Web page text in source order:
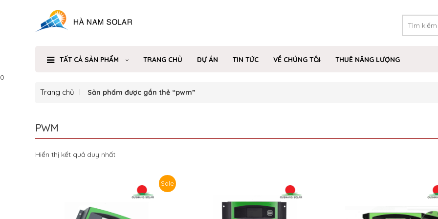
TẤT CẢ SẢN PHẨM TRANG CHỦ DỰ ÁN TIN TỨC VỀ CHÚNG TÔI
THUÊ NĂNG LƯỢNG
0
Trang chủ Sản phẩm được gắn thẻ “pwm”
PWM
Hiển thị kết quả duy nhất
Sale